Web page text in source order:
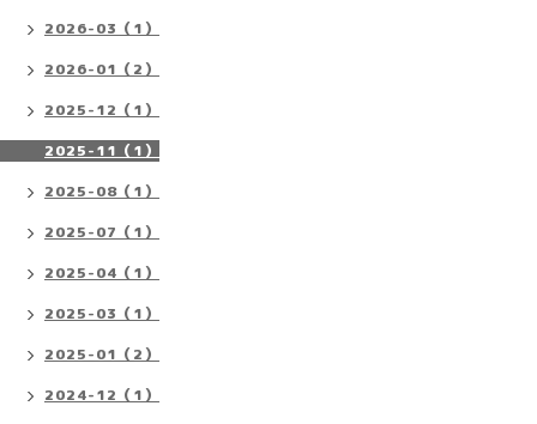
2026-03（1）
2026-01（2）
2025-12（1）
2025-11（1）
2025-08（1）
2025-07（1）
2025-04（1）
2025-03（1）
2025-01（2）
2024-12（1）